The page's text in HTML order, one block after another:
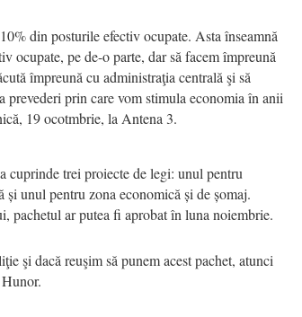
din posturile efectiv ocupate. Asta înseamnă
ocupate, pe de-o parte, dar să facem împreună
împreună cu administraţia centrală şi să
prevederi prin care vom stimula economia în anii
19 ocotmbrie, la Antena 3.
trei proiecte de legi: unul pentru
unul pentru zona economică și de șomaj.
pachetul ar putea fi aprobat în luna noiembrie.
şi dacă reuşim să punem acest pachet, atunci